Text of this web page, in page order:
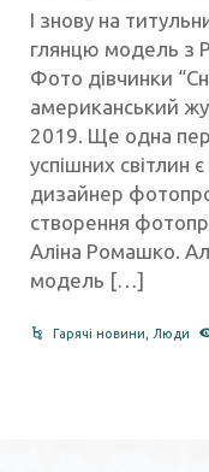
І знову на
глянцю модель з
Фото дівчинки
американський
2019. Ще одна
успішних світлин
дизайнер
створення
Аліна Ромашко.
модель […]
Гарячі новини,Люди